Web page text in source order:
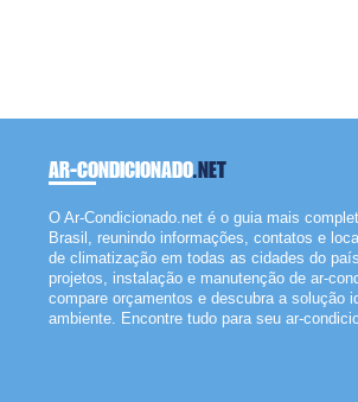
AR-CONDICIONADO.NET
O Ar-Condicionado.net é o guia mais
Brasil, reunindo informações, contatos e
de climatização em todas as cidades do
projetos, instalação e manutenção de ar-
compare orçamentos e descubra a solução
ambiente. Encontre tudo para seu ar-